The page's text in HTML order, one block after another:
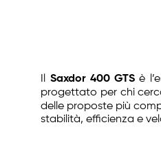
Saxdor 400 GTS è
progettato per chi
delle proposte più
stabilità, efficienza e